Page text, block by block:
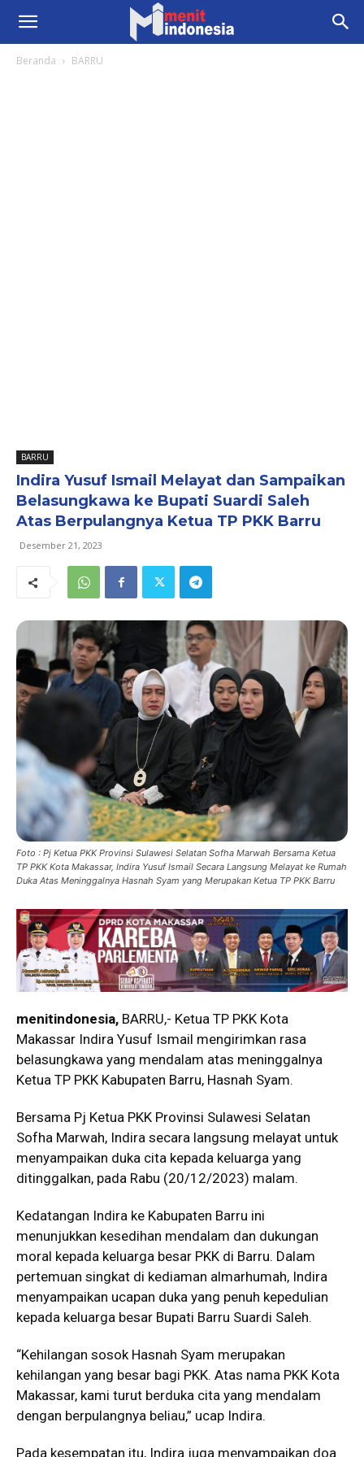
Beranda BARRU
BARRU
Indira Yusuf Ismail Melayat dan Sampaikan
Belasungkawa ke Bupati Suardi Saleh
Atas Berpulangnya Ketua TP PKK Barru
Desember 21, 2023
Foto : Pj Ketua PKK Provinsi Sulawesi Selatan Sofha Marwah Bersama Ketua
TP PKK Kota Makassar, Indira Yusuf Ismail Secara Langsung Melayat ke Rumah
Duka Atas Meninggalnya Hasnah Syam yang Merupakan Ketua TP PKK Barru
menitindonesia, BARRU,- Ketua TP PKK Kota
Makassar Indira Yusuf Ismail mengirimkan rasa
belasungkawa yang mendalam atas meninggalnya
Ketua TP PKK Kabupaten Barru, Hasnah Syam.
Bersama Pj Ketua PKK Provinsi Sulawesi Selatan
Sofha Marwah, Indira secara langsung melayat untuk
menyampaikan duka cita kepada keluarga yang
ditinggalkan, pada Rabu (20/12/2023) malam.
Kedatangan Indira ke Kabupaten Barru ini
menunjukkan kesedihan mendalam dan dukungan
moral kepada keluarga besar PKK di Barru. Dalam
pertemuan singkat di kediaman almarhumah, Indira
menyampaikan ucapan duka yang penuh kepedulian
kepada keluarga besar Bupati Barru Suardi Saleh.
“Kehilangan sosok Hasnah Syam merupakan
kehilangan yang besar bagi PKK. Atas nama PKK Kota
Makassar, kami turut berduka cita yang mendalam
dengan berpulangnya beliau,” ucap Indira.
Pada kesempatan itu, Indira juga menyampaikan doa